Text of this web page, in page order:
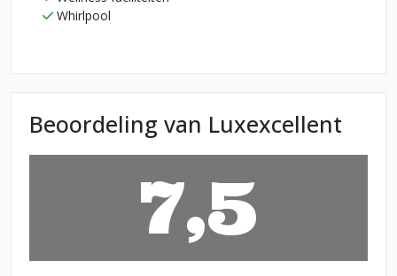
Whirlpool
Beoordeling van Luxexcellent
7,5